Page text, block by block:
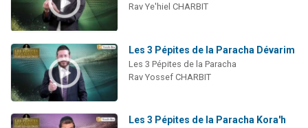
Rav Ye'hiel CHARBIT
Les 3 Pépites de la Paracha Dévarim
Les 3 Pépites de la Paracha
Rav Yossef CHARBIT
Les 3 Pépites de la Paracha Kora'h